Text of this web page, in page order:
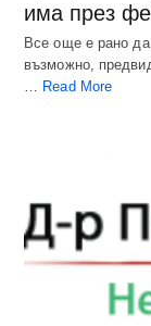
има през
Все още е рано да
възможно,
… Read More